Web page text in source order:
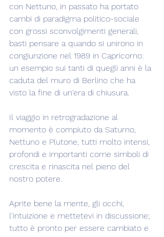
con Nettuno, in passato ha portato
cambi di paradigma politico-sociale
con grossi sconvolgimenti generali,
basti pensare a quando si unirono in
congiunzione nel 1989 in Capricorno:
un esempio sui tanti di quegli anni è la
caduta del muro di Berlino che ha
visto la fine di un'era di chiusura.
Il viaggio in retrogradazione al
momento è compiuto da Saturno,
Nettuno e Plutone, tutti molto intensi,
profondi e importanti come simboli di
crescita e rinascita nel pieno del
nostro potere.
Aprite bene la mente, gli occhi,
l'intuizione e mettetevi in discussione;
tutto è pronto per essere cambiato e